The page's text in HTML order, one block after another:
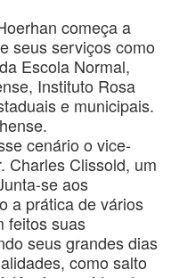
começa a
seus serviços como
Escola Normal,
Instituto Rosa
e municipais.
cenário o vice-
Charles Clissold, um
se aos
a prática de vários
feitos suas
seus grandes dias
como salto